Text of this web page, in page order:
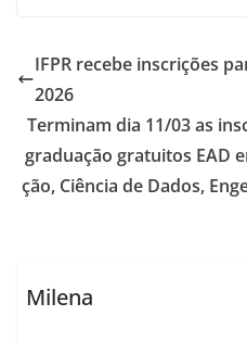
IFPR recebe inscrições
2026
Terminam dia 11/03 as
graduação gratuitos EAD
ção, Ciência de Dados,
Milena